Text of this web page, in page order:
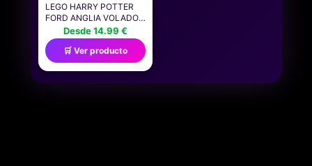
LEGO HARRY POTTER
FORD ANGLIA VOLADOR
DE JUGUETE DE
FANTASÍA, JUEGO DE
AVENTURAS CON
COCHE DE LA FAMILIA
WEASLEY, REGALO PARA
NIÑOS, NIÑAS Y FANS
Desde 14.99 €
🛒 Ver producto